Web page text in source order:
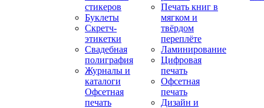
стикеров
Буклеты
Скретч-
этикетки
Свадебная
полиграфия
Журналы и
каталоги
Офсетная
печать
Печать книг в
мягком и
твёрдом
переплёте
Ламинирование
Цифровая
печать
Офсетная
печать
Дизайн и